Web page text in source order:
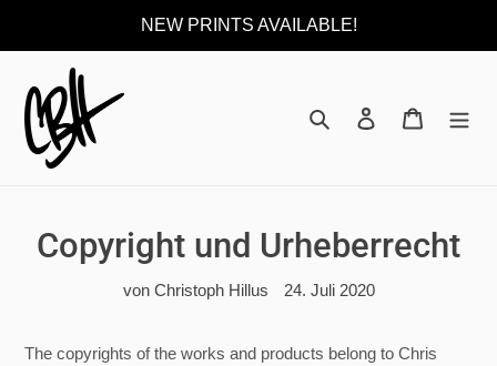
NEW PRINTS AVAILABLE!
Suchen Einloggen
Copyright und Urheberrecht
von Christoph Hillus 24. Juli 2020
The copyrights of the works and products belong to Chris